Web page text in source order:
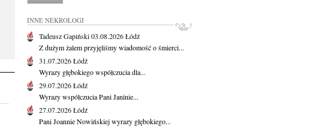
INNE NEKROLOGI
Tadeusz Gapiński03.08.2026Łódź
Z dużym żalem przyjęliśmy wiadomość o śmierci...
31.07.2026Łódź
Wyrazy głębokiego współczucia dla...
29.07.2026Łódź
Wyrazy współczucia Pani Janinie...
27.07.2026Łódź
Pani Joannie Nowińskiej wyrazy głębokiego...